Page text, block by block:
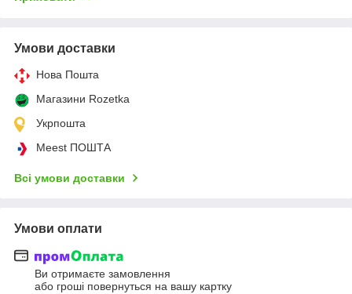
Умови доставки
Нова Пошта
Магазини Rozetka
Укрпошта
Meest ПОШТА
Всі умови доставки
Умови оплати
Ви отримаєте замовлення
або гроші повернуться на вашу картку